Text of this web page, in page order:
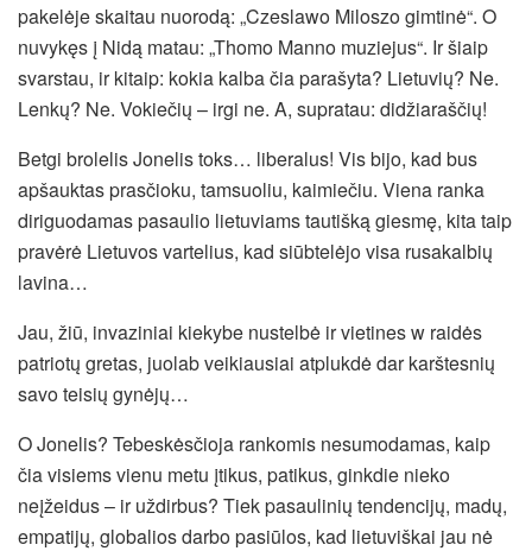
pakelėje skaitau nuorodą: „Czeslawo Miloszo gimtinė“. O
nuvykęs į Nidą matau: „Thomo Manno muziejus“. Ir šiaip
svarstau, ir kitaip: kokia kalba čia parašyta? Lietuvių? Ne.
Lenkų? Ne. Vokiečių – irgi ne. A, supratau: didžiaraščių!
Betgi brolelis Jonelis toks… liberalus! Vis bijo, kad bus
apšauktas prasčioku, tamsuoliu, kaimiečiu. Viena ranka
diriguodamas pasaulio lietuviams tautišką giesmę, kita taip
pravėrė Lietuvos vartelius, kad siūbtelėjo visa rusakalbių
lavina…
Jau, žiū, invaziniai kiekybe nustelbė ir vietines w raidės
patriotų gretas, juolab veikiausiai atplukdė dar karštesnių
savo teisių gynėjų…
O Jonelis? Tebeskėsčioja rankomis nesumodamas, kaip
čia visiems vienu metu įtikus, patikus, ginkdie nieko
neįžeidus – ir uždirbus? Tiek pasaulinių tendencijų, madų,
empatijų, globalios darbo pasiūlos, kad lietuviškai jau nė